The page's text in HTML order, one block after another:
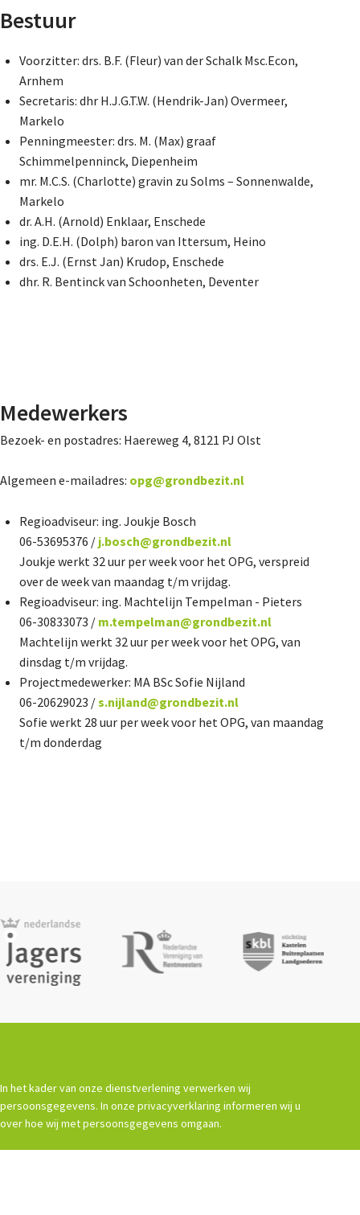
Bestuur
Voorzitter: drs. B.F. (Fleur) van der Schalk Msc.Econ,
Arnhem
Secretaris: dhr H.J.G.T.W. (Hendrik-Jan) Overmeer,
Markelo
Penningmeester: drs. M. (Max) graaf
Schimmelpenninck, Diepenheim
mr. M.C.S. (Charlotte) gravin zu Solms – Sonnenwalde,
Markelo
dr. A.H. (Arnold) Enklaar, Enschede
ing. D.E.H. (Dolph) baron van Ittersum, Heino
drs. E.J. (Ernst Jan) Krudop, Enschede
dhr. R. Bentinck van Schoonheten, Deventer
Medewerkers
Bezoek- en postadres: Haereweg 4, 8121 PJ Olst
Algemeen e-mailadres: opg@grondbezit.nl
Regioadviseur: ing. Joukje Bosch
06-53695376 / j.bosch@grondbezit.nl
Joukje werkt 32 uur per week voor het OPG, verspreid
over de week van maandag t/m vrijdag.
Regioadviseur: ing. Machtelijn Tempelman - Pieters
06-30833073 / m.tempelman@grondbezit.nl
Machtelijn werkt 32 uur per week voor het OPG, van
dinsdag t/m vrijdag.
Projectmedewerker: MA BSc Sofie Nijland
06-20629023 /s.nijland@grondbezit.nl
Sofie werkt 28 uur per week voor het OPG, van maandag
t/m donderdag
In het kader van onze dienstverlening verwerken wij
persoonsgegevens. In onze privacyverklaring informeren wij u
over hoe wij met persoonsgegevens omgaan.